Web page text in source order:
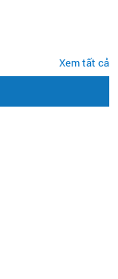
Xem tất cả